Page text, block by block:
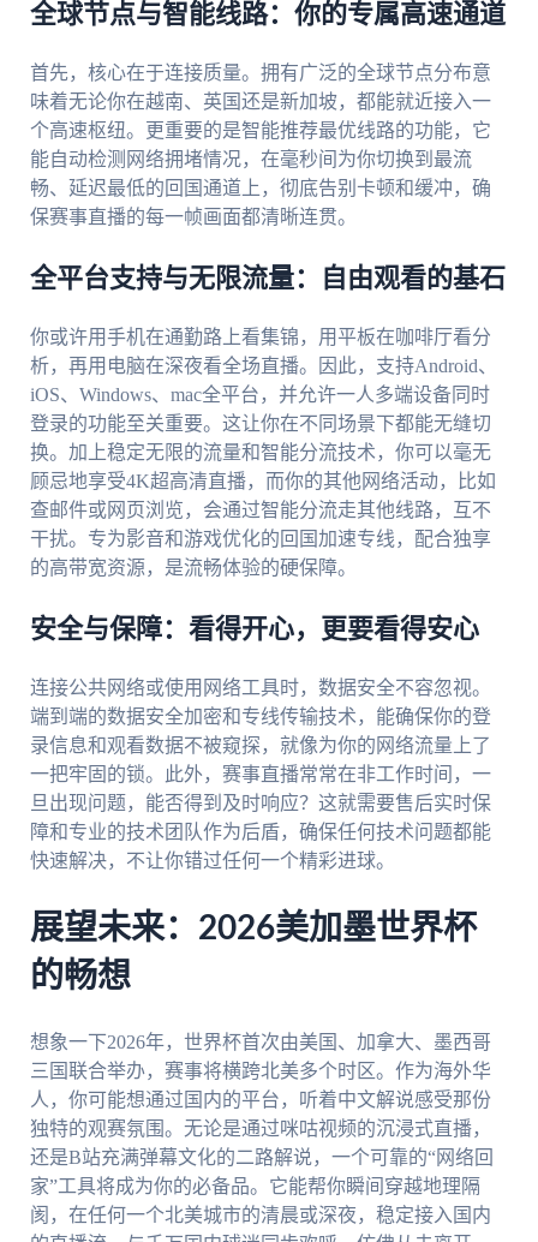
全球节点与智能线路：你的专属高速通道
首先，核心在于连接质量。拥有广泛的全球节点分布意
味着无论你在越南、英国还是新加坡，都能就近接入一
个高速枢纽。更重要的是智能推荐最优线路的功能，它
能自动检测网络拥堵情况，在毫秒间为你切换到最流
畅、延迟最低的回国通道上，彻底告别卡顿和缓冲，确
保赛事直播的每一帧画面都清晰连贯。
全平台支持与无限流量：自由观看的基石
你或许用手机在通勤路上看集锦，用平板在咖啡厅看分
析，再用电脑在深夜看全场直播。因此，支持Android、
iOS、Windows、mac全平台，并允许一人多端设备同时
登录的功能至关重要。这让你在不同场景下都能无缝切
换。加上稳定无限的流量和智能分流技术，你可以毫无
顾忌地享受4K超高清直播，而你的其他网络活动，比如
查邮件或网页浏览，会通过智能分流走其他线路，互不
干扰。专为影音和游戏优化的回国加速专线，配合独享
的高带宽资源，是流畅体验的硬保障。
安全与保障：看得开心，更要看得安心
连接公共网络或使用网络工具时，数据安全不容忽视。
端到端的数据安全加密和专线传输技术，能确保你的登
录信息和观看数据不被窥探，就像为你的网络流量上了
一把牢固的锁。此外，赛事直播常常在非工作时间，一
旦出现问题，能否得到及时响应？这就需要售后实时保
障和专业的技术团队作为后盾，确保任何技术问题都能
快速解决，不让你错过任何一个精彩进球。
展望未来：2026美加墨世界杯
的畅想
想象一下2026年，世界杯首次由美国、加拿大、墨西哥
三国联合举办，赛事将横跨北美多个时区。作为海外华
人，你可能想通过国内的平台，听着中文解说感受那份
独特的观赛氛围。无论是通过咪咕视频的沉浸式直播，
还是B站充满弹幕文化的二路解说，一个可靠的“网络回
家”工具将成为你的必备品。它能帮你瞬间穿越地理隔
阂，在任何一个北美城市的清晨或深夜，稳定接入国内